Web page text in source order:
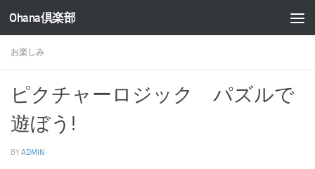
コンテンツへスキップ
Ohana倶楽部
お楽しみ
ピクチャーロジック パズルで
遊ぼう!
BYADMIN ·